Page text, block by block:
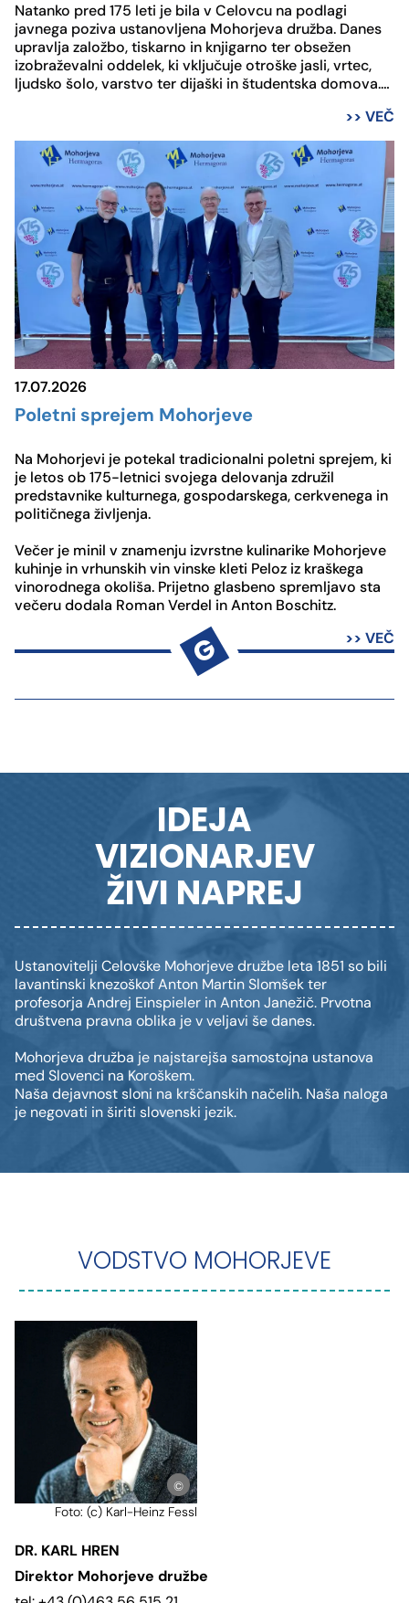
Natanko pred 175 leti je bila v Celovcu na podlagi
javnega poziva ustanovljena Mohorjeva družba. Danes
upravlja založbo, tiskarno in knjigarno ter obsežen
izobraževalni oddelek, ki vključuje otroške jasli, vrtec,
ljudsko šolo, varstvo ter dijaški in študentska domova.
>> VEČ
17.07.2026
Poletni sprejem Mohorjeve
Na Mohorjevi je potekal tradicionalni poletni sprejem, ki
je letos ob 175-letnici svojega delovanja združil
predstavnike kulturnega, gospodarskega, cerkvenega in
političnega življenja.
Večer je minil v znamenju izvrstne kulinarike Mohorjeve
kuhinje in vrhunskih vin vinske kleti Peloz iz kraškega
vinorodnega okoliša. Prijetno glasbeno spremljavo sta
večeru dodala Roman Verdel in Anton Boschitz.
>> VEČ
G
IDEJA
VIZIONARJEV
ŽIVI NAPREJ
Ustanovitelji Celovške Mohorjeve družbe leta 1851 so bili
lavantinski knezoškof Anton Martin Slomšek ter
profesorja Andrej Einspieler in Anton Janežič. Prvotna
društvena pravna oblika je v veljavi še danes.
Mohorjeva družba je najstarejša samostojna ustanova
med Slovenci na Koroškem.
Naša dejavnost sloni na krščanskih načelih. Naša naloga
je negovati in širiti slovenski jezik.
VODSTVO MOHORJEVE
©KhFessl
Foto: (c) Karl-Heinz Fessl
DR. KARL HREN
Direktor Mohorjeve družbe